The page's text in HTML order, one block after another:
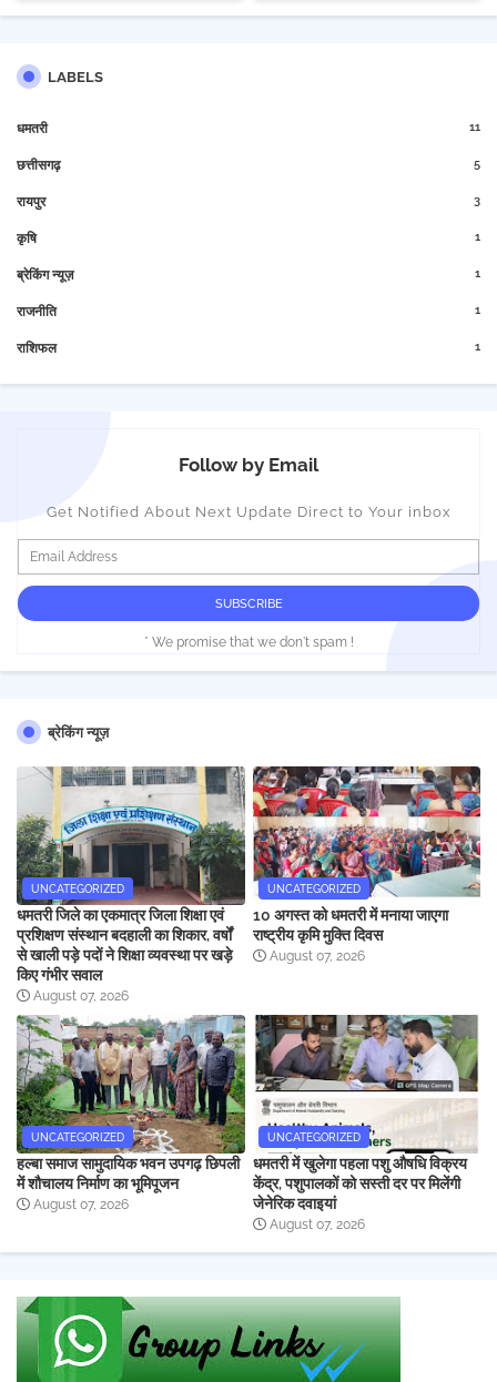
LABELS
धमतरी 11
छत्तीसगढ़ 5
रायपुर 3
कृषि 1
ब्रेकिंग न्यूज़ 1
राजनीति 1
राशिफल 1
Follow by Email
Get Notified About Next Update Direct to Your inbox
* We promise that we don't spam !
ब्रेकिंग न्यूज़
UNCATEGORIZED
धमतरी जिले का एकमात्र जिला शिक्षा एवं
प्रशिक्षण संस्थान बदहाली का शिकार, वर्षों
से खाली पड़े पदों ने शिक्षा व्यवस्था पर खड़े
किए गंभीर सवाल
August 07, 2026
UNCATEGORIZED
10 अगस्त को धमतरी में मनाया जाएगा
राष्ट्रीय कृमि मुक्ति दिवस
August 07, 2026
UNCATEGORIZED
हल्बा समाज सामुदायिक भवन उपगढ़ छिपली
में शौचालय निर्माण का भूमिपूजन
August 07, 2026
UNCATEGORIZED
धमतरी में खुलेगा पहला पशु औषधि विक्रय
केंद्र, पशुपालकों को सस्ती दर पर मिलेंगी
जेनेरिक दवाइयां
August 07, 2026